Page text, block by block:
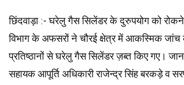
छिंदवाड़ा :- घरेलु गैस सिलेंडर के दुरुपयोग को
विभाग के अफसरों ने चौरई क्षेत्र में आकस्मिक जांच
प्रतिष्ठानों से घरेलु गैस सिलेंडर ज़ब्त किए गए।
सहायक आपूर्ति अधिकारी राजेन्द्र सिंह बरकड़े व